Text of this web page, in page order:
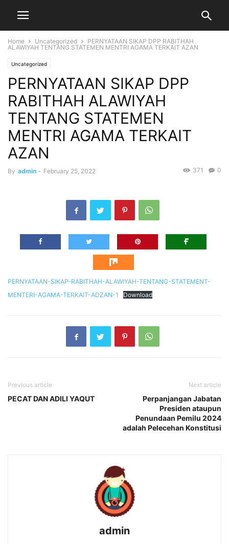
Home Uncategorized
PERNYATAAN SIKAP DPP RABITHAH
ALAWIYAH TENTANG STATEMEN MENTRI AGAMA TERKAIT AZAN
Uncategorized
PERNYATAAN SIKAP DPP
RABITHAH ALAWIYAH
TENTANG STATEMEN
MENTRI AGAMA TERKAIT
AZAN
By admin - February 25, 2022 0
371
PERNYATAAN-SIKAP-RABITHAH-ALAWIYAH-TENTANG-STATEMENT-
MENTERI-AGAMA-TERKAIT-ADZAN-1
Download
Previous article
PECAT DAN ADILI YAQUT
Next article
Perpanjangan Jabatan
Presiden ataupun
Penundaan Pemilu 2024
adalah Pelecehan Konstitusi
admin